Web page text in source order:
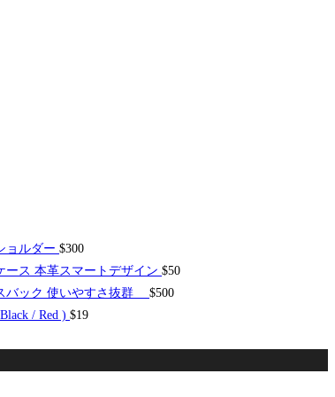
ョルダー $300
ース 本革スマートデザイン $50
バック 使いやすさ抜群
$500
/ Red ) $19